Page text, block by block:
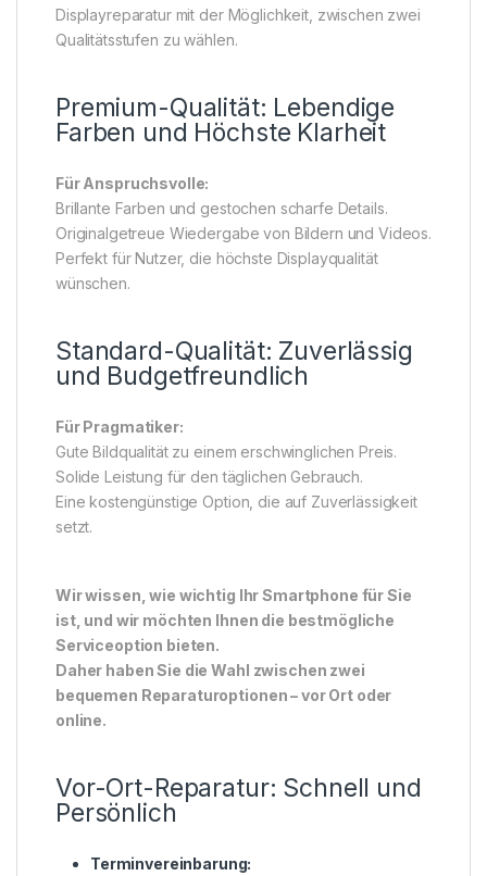
Displayreparatur mit der Möglichkeit, zwischen zwei
Qualitätsstufen zu wählen.
Premium-Qualität: Lebendige
Farben und Höchste Klarheit
Für Anspruchsvolle:
Brillante Farben und gestochen scharfe Details.
Originalgetreue Wiedergabe von Bildern und Videos.
Perfekt für Nutzer, die höchste Displayqualität
wünschen.
Standard-Qualität: Zuverlässig
und Budgetfreundlich
Für Pragmatiker:
Gute Bildqualität zu einem erschwinglichen Preis.
Solide Leistung für den täglichen Gebrauch.
Eine kostengünstige Option, die auf Zuverlässigkeit
setzt.
Wir wissen, wie wichtig Ihr Smartphone für Sie
ist, und wir möchten Ihnen die bestmögliche
Serviceoption bieten.
Daher haben Sie die Wahl zwischen zwei
bequemen Reparaturoptionen – vor Ort oder
online.
Vor-Ort-Reparatur: Schnell und
Persönlich
Terminvereinbarung: